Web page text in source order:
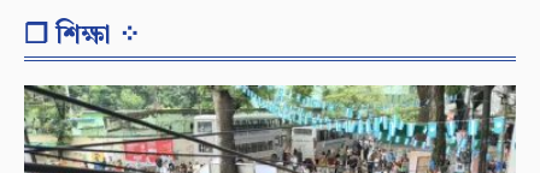
❐ শিক্ষা ⁘